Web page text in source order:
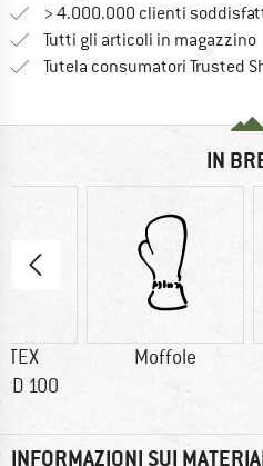
> 4.000.000 clienti
Tutti gli articoli in magazzino
Tutela consumatori Trusted
IN
TEX
100
Moffole
INFORMAZIONI SUI